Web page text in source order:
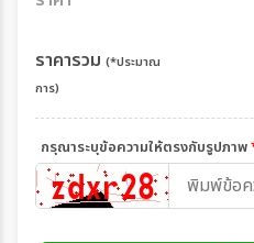
ราคารวม (*ประมาณ
การ)
กรุณาระบุข้อความให้ตรงกับรูปภาพ